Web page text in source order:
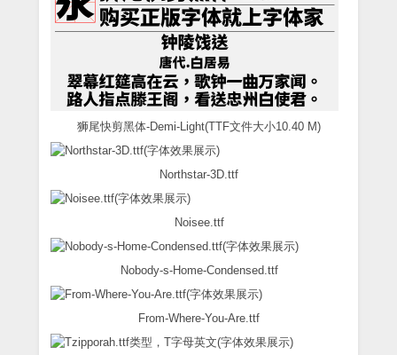
狮尾快剪黑体-Demi-Light(TTF文件大小10.40 M)
Northstar-3D.ttf
Noisee.ttf
Nobody-s-Home-Condensed.ttf
From-Where-You-Are.ttf